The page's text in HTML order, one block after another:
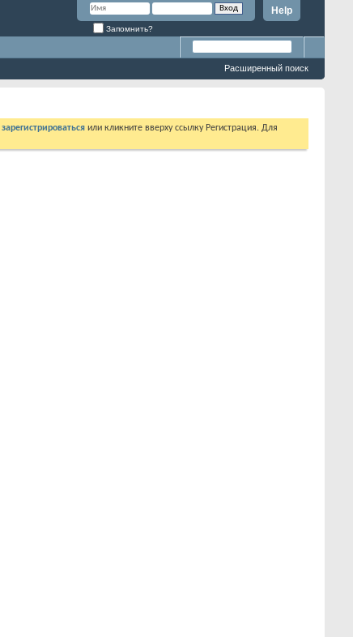
Help
Запомнить?
Расширенный поиск
зарегистрироваться или кликните вверху ссылку Регистрация. Для